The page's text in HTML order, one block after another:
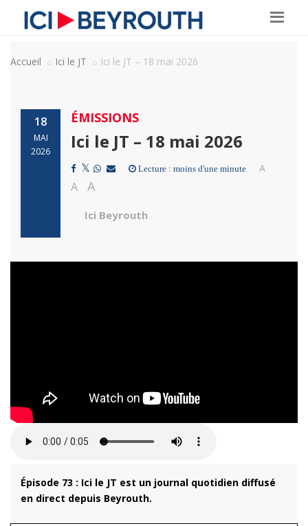
Accueil Ici le JT Ici le JT – 18 mai 2026
18
MAI
2026
ÉMISSIONS
Ici le JT – 18 mai 2026
Lecture : moins d'une minute A
A A
Ici Beyrouth
Épisode 73 : Ici le JT est un journal quotidien diffusé
en direct depuis Beyrouth.